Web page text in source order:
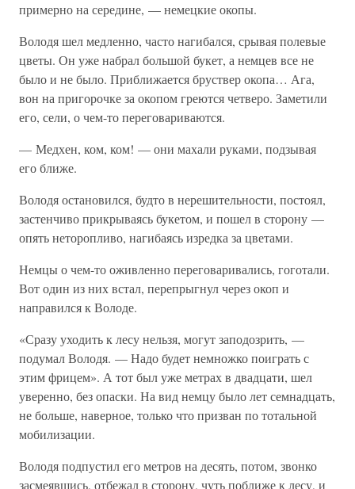
примерно на середине, — немецкие окопы.
Володя шел медленно, часто нагибался, срывая полевые
цветы. Он уже набрал большой букет, а немцев все не
было и не было. Приближается бруствер окопа… Ага,
вон на пригорочке за окопом греются четверо. Заметили
его, сели, о чем-то переговариваются.
— Медхен, ком, ком! — они махали руками, подзывая
его ближе.
Володя остановился, будто в нерешительности, постоял,
застенчиво прикрываясь букетом, и пошел в сторону —
опять неторопливо, нагибаясь изредка за цветами.
Немцы о чем-то оживленно переговаривались, гоготали.
Вот один из них встал, перепрыгнул через окоп и
направился к Володе.
«Сразу уходить к лесу нельзя, могут заподозрить, —
подумал Володя. — Надо будет немножко поиграть с
этим фрицем». А тот был уже метрах в двадцати, шел
уверенно, без опаски. На вид немцу было лет семнадцать,
не больше, наверное, только что призван по тотальной
мобилизации.
Володя подпустил его метров на десять, потом, звонко
засмеявшись, отбежал в сторону, чуть поближе к лесу, и